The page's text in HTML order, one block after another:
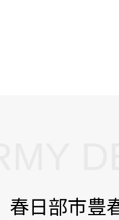
春日部市豊